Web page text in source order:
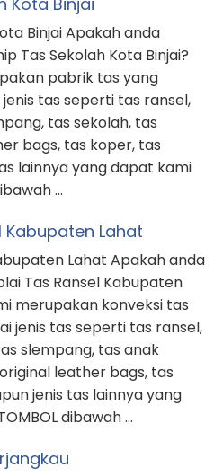
Binjai Apakah anda
Tas Sekolah Kota Binjai?
pabrik tas yang
tas seperti tas ransel,
tas sekolah, tas
bags, tas koper, tas
lainnya yang dapat kami
…
Kabupaten Lahat
Lahat Apakah anda
Tas Ransel Kabupaten
merupakan konveksi tas
jenis tas seperti tas ransel,
slempang, tas anak
leather bags, tas
jenis tas lainnya yang
dibawah …